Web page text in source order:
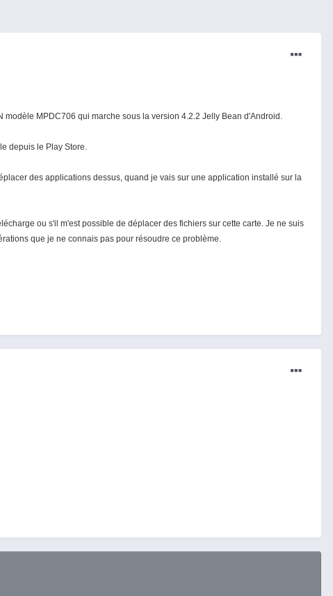
MPDC706 qui marche sous la version 4.2.2 Jelly Bean d'Android.
depuis le Play Store.
des applications dessus, quand je vais sur une application installé sur la
ou s'il m'est possible de déplacer des fichiers sur cette carte. Je ne suis
que je ne connais pas pour résoudre ce problème.